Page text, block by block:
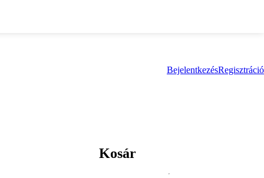
BejelentkezésRegisztráció
Kosár